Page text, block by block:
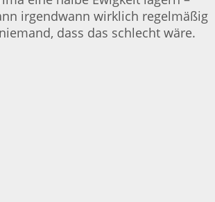
irgendwann wirklich regelmäßig
dass das schlecht wäre.